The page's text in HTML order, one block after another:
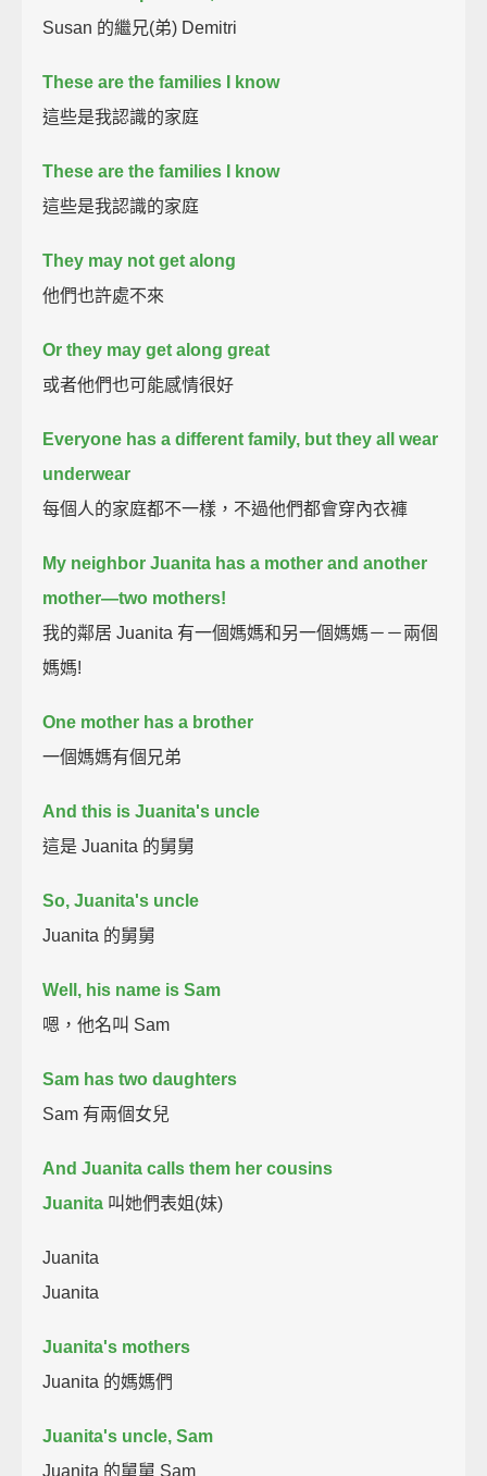
Susan 的繼兄(弟) Demitri
These are the families I know
這些是我認識的家庭
These are the families I know
這些是我認識的家庭
They may not get along
他們也許處不來
Or they may get along great
或者他們也可能感情很好
Everyone has a different family, but they all wear
underwear
每個人的家庭都不一樣，不過他們都會穿內衣褲
My neighbor Juanita has a mother and another
mother—two mothers!
我的鄰居 Juanita 有一個媽媽和另一個媽媽－－兩個
媽媽!
One mother has a brother
一個媽媽有個兄弟
And this is Juanita's uncle
這是 Juanita 的舅舅
So, Juanita's uncle
Juanita 的舅舅
Well, his name is Sam
嗯，他名叫 Sam
Sam has two daughters
Sam 有兩個女兒
And Juanita calls them her cousins
Juanita 叫她們表姐(妹)
Juanita
Juanita
Juanita's mothers
Juanita 的媽媽們
Juanita's uncle, Sam
Juanita 的舅舅 Sam